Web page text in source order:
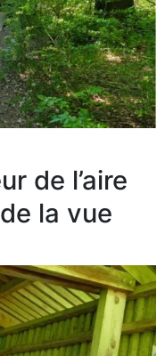
de l’aire
la vue